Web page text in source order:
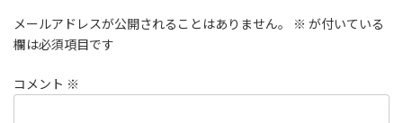
メールアドレスが公開されることはありません。 ※ が付いている
欄は必須項目です
コメント ※